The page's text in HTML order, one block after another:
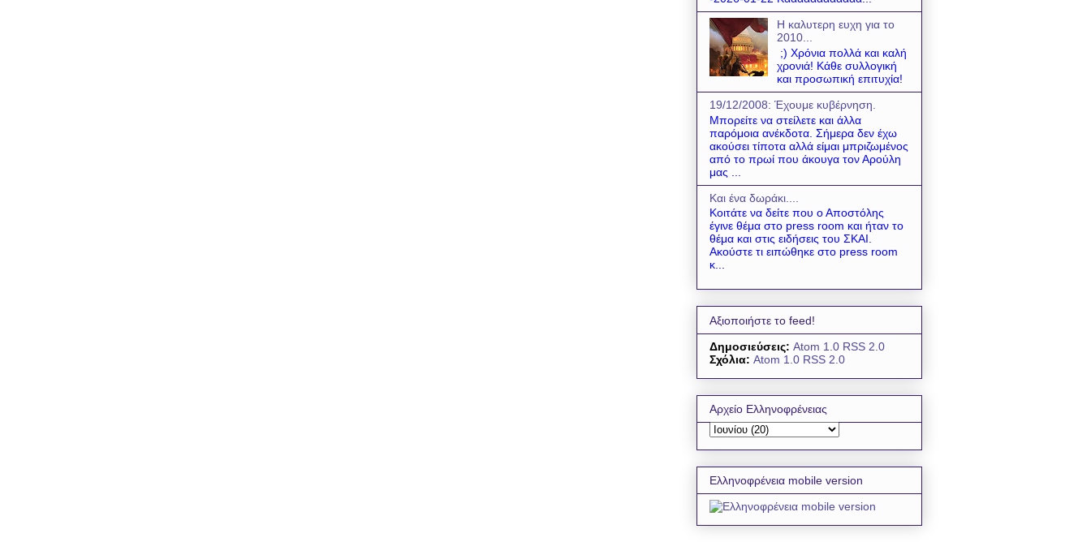
Η καλυτερη ευχη για το
2010...
;) Χρόνια πολλά και καλή
χρονιά! Κάθε συλλογική
και προσωπική επιτυχία!
19/12/2008: Έχουμε κυβέρνηση.
Μπορείτε να στείλετε και άλλα
παρόμοια ανέκδοτα. Σήμερα δεν έχω
ακούσει τίποτα αλλά είμαι μπριζωμένος
από το πρωί που άκουγα τον Αρούλη
μας ...
Και ένα δωράκι....
Κοιτάτε να δείτε που ο Αποστόλης
έγινε θέμα στο press room και ήταν το
θέμα και στις ειδήσεις του ΣΚΑΙ.
Ακούστε τι ειπώθηκε στο press room
κ...
Αξιοποιήστε το feed!
Δημοσιεύσεις: Atom 1.0 RSS 2.0
Σχόλια: Atom 1.0 RSS 2.0
Αρχείο Ελληνοφρένειας
Ελληνοφρένεια mobile version